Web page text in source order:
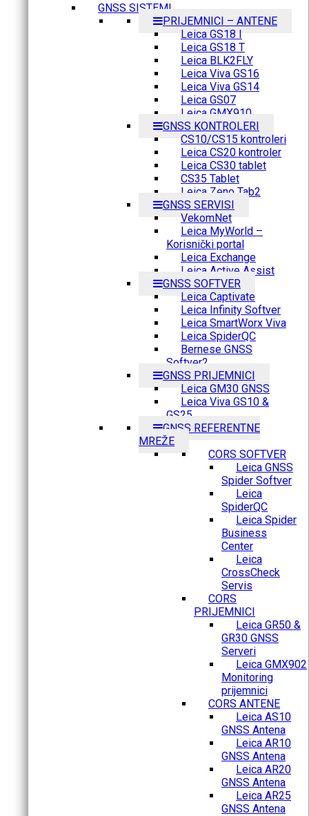
GNSS SISTEMI
PRIJEMNICI – ANTENE
Leica GS18 I
Leica GS18 T
Leica BLK2FLY
Leica Viva GS16
Leica Viva GS14
Leica GS07
Leica GMX910
GNSS KONTROLERI
CS10/CS15 kontroleri
Leica CS20 kontroler
Leica CS30 tablet
CS35 Tablet
Leica Zeno Tab2
GNSS SERVISI
VekomNet
Leica MyWorld –
Korisnički portal
Leica Exchange
Leica Active Assist
GNSS SOFTVER
Leica Captivate
Leica Infinity Softver
Leica SmartWorx Viva
Leica SpiderQC
Bernese GNSS
Softver2
GNSS PRIJEMNICI
Leica GM30 GNSS
Leica Viva GS10 &
GS25
GNSS REFERENTNE
MREŽE
CORS SOFTVER
Leica GNSS
Spider Softver
Leica
SpiderQC
Leica Spider
Business
Center
Leica
CrossCheck
Servis
CORS
PRIJEMNICI
Leica GR50 &
GR30 GNSS
Serveri
Leica GMX902
Monitoring
prijemnici
CORS ANTENE
Leica AS10
GNSS Antena
Leica AR10
GNSS Antena
Leica AR20
GNSS Antena
Leica AR25
GNSS Antena